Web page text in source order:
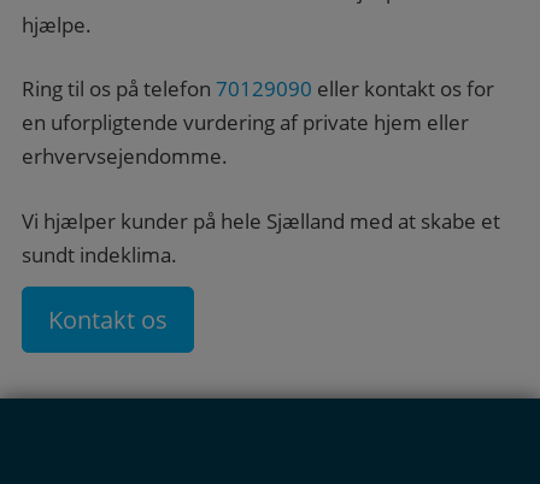
hjælpe.
Ring til os på telefon 70129090 eller kontakt os for
en uforpligtende vurdering af private hjem eller
erhvervsejendomme.
Vi hjælper kunder på hele Sjælland med at skabe et
sundt indeklima.
Kontakt os